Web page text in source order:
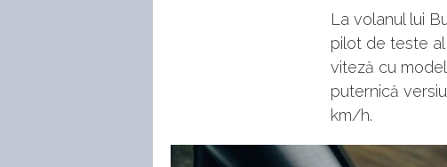
La volanul lui
pilot de teste
viteză cu
puternică
km/h.